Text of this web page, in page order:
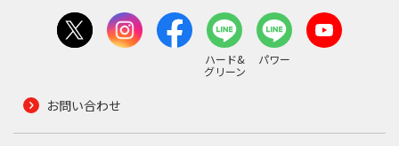
ハード&
グリーン
パワー
お問い合わせ